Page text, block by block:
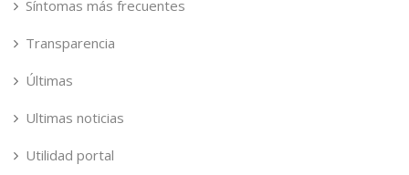
Síntomas más frecuentes
Transparencia
Últimas
Ultimas noticias
Utilidad portal